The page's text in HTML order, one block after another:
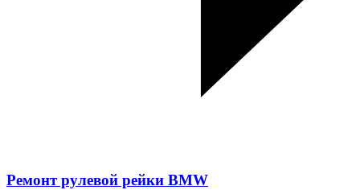
Ремонт рулевой рейки BMW